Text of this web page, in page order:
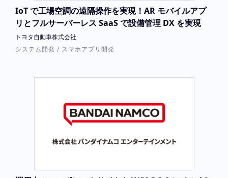
IoT で工場空調の遠隔操作を実現！AR モバイルアプ
リとフルサーバーレス SaaS で設備管理 DX を実現
トヨタ自動車株式会社
システム開発 / スマホアプリ開発